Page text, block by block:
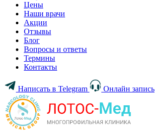
Цены
Наши врачи
Акции
Отзывы
Блог
Вопросы и ответы
Термины
Контакты
Написать в Telegram Онлайн запись